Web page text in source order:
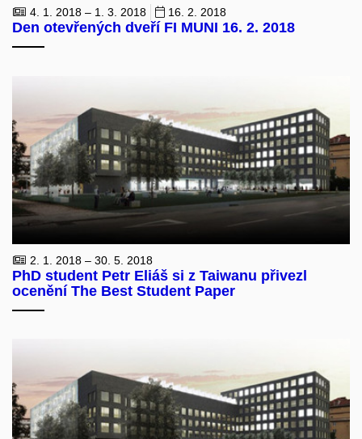
4. 1. 2018 – 1. 3. 2018 16. 2. 2018
Den otevřených dveří FI MUNI 16. 2. 2018
2. 1. 2018 – 30. 5. 2018
PhD student Petr Eliáš si z Taiwanu přivezl
ocenění The Best Student Paper